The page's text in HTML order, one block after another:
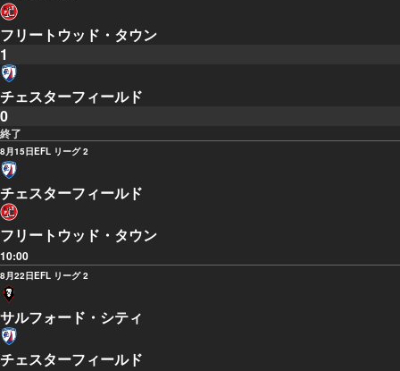
フリートウッド・タウン
1
チェスターフィールド
0
終了
8月15日EFL リーグ 2
チェスターフィールド
フリートウッド・タウン
10:00
8月22日EFL リーグ 2
サルフォード・シティ
チェスターフィールド